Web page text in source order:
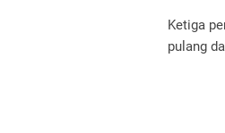
Ketiga
pulang